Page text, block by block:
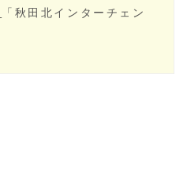
「秋田北インターチェン